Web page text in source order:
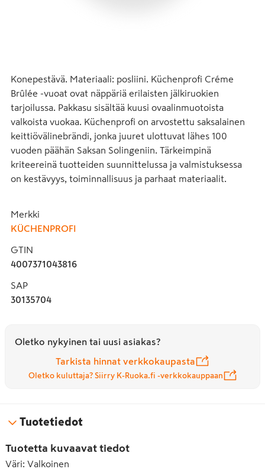
Konepestävä. Materiaali: posliini. Küchenprofi Créme
Brûlée -vuoat ovat näppäriä erilaisten jälkiruokien
tarjoilussa. Pakkasu sisältää kuusi ovaalinmuotoista
valkoista vuokaa. Küchenprofi on arvostettu saksalainen
keittiövälinebrändi, jonka juuret ulottuvat lähes 100
vuoden päähän Saksan Solingeniin. Tärkeimpinä
kriteereinä tuotteiden suunnittelussa ja valmistuksessa
on kestävyys, toiminnallisuus ja parhaat materiaalit.
Merkki
KÜCHENPROFI
GTIN
4007371043816
SAP
30135704
Oletko nykyinen tai uusi asiakas?
Tarkista hinnat verkkokaupasta
Oletko kuluttaja? Siirry K-Ruoka.fi -verkkokauppaan
Tuotetiedot
Tuotetta kuvaavat tiedot
Väri: Valkoinen